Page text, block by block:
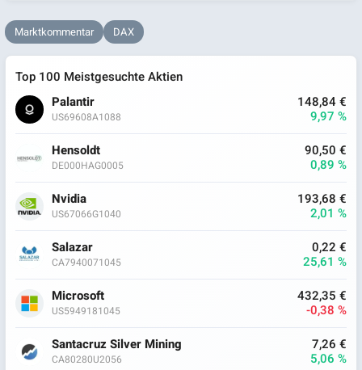
Marktkommentar DAX
Top 100 Meistgesuchte Aktien
Palantir
US69608A1088
148,84 €
9,97 %
Hensoldt
DE000HAG0005
90,50 €
0,89 %
Nvidia
US67066G1040
193,68 €
2,01 %
Salazar
CA7940071045
0,22 €
25,61 %
Microsoft
US5949181045
432,35 €
-0,38 %
Santacruz Silver Mining
CA80280U2056
7,26 €
5,06 %